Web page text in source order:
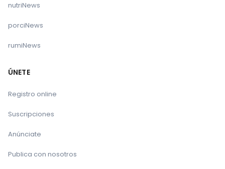
nutriNews
porciNews
rumiNews
ÚNETE
Registro online
Suscripciones
Anúnciate
Publica con nosotros